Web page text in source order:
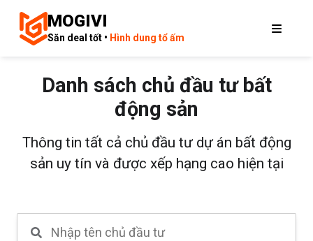
MOGIVI
Săn deal tốt • Hình dung tổ ấm
Danh sách chủ đầu tư bất
động sản
Thông tin tất cả chủ đầu tư dự án bất động
sản uy tín và được xếp hạng cao hiện tại